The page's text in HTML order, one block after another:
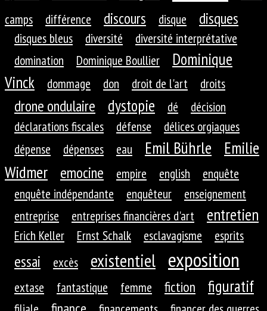
camps
différence discours disque disques
disques bleus diversité
diversité interprétative
domination
Dominique Boullier
Dominique
Vinck
dommage don droit de l'art droits
drone ondulaire dystopie dé
décision
déclarations fiscales
défense
délices orgiaques
dépense
dépenses eau Emil Bührle
Emilie
Widmer
emocine empire english
enquête
enquête indépendante
enquêteur
enseignement
entreprise
entreprises financières d'art entretien
Erich Keller Ernst Schalk esclavagisme esprits
essai excès existentiel exposition
extase fantastique femme fiction figuratif